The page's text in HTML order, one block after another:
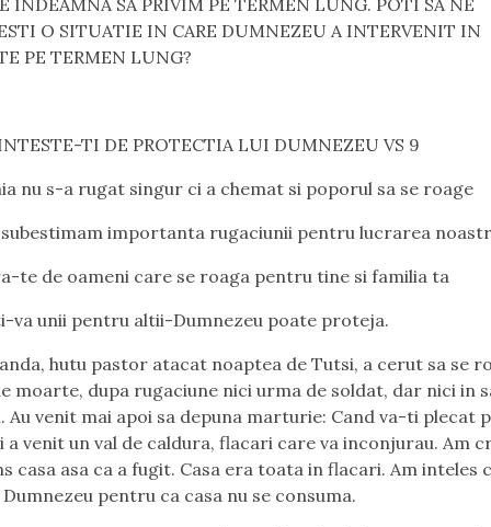
INDEAMNA SA PRIVIM PE TERMEN LUNG. POTI SA NE
O SITUATIE IN CARE DUMNEZEU A INTERVENIT IN
PE TERMEN LUNG?
TI DE PROTECTIA LUI DUMNEZEU VS 9
nu s-a rugat singur ci a chemat si poporul sa se roage
importanta rugaciunii pentru lucrarea
te de oameni care se roaga pentru tine si familia ta
va unii pentru altii-Dumnezeu poate proteja.
hutu pastor atacat noaptea de Tutsi, a cerut sa se
moarte, dupa rugaciune nici urma de soldat, dar nici in
Au venit mai apoi sa depuna marturie: Cand va-ti plecat
a venit un val de caldura, flacari care va inconjurau. Am
casa asa ca a fugit. Casa era toata in flacari. Am inteles
pentru ca casa nu se consuma.